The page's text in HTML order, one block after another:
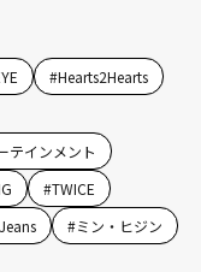
#Hearts2Hearts
テインメント
#TWICE
#ミン・ヒジン